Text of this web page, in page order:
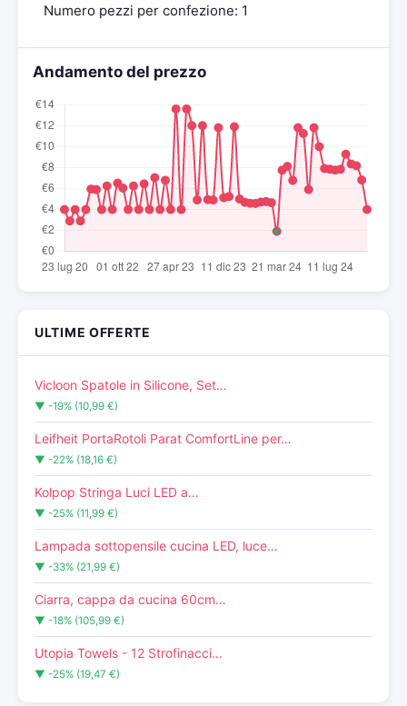
Numero pezzi per confezione: 1
Andamento del prezzo
ULTIME OFFERTE
Vicloon Spatole in Silicone, Set…
▼ -19% (10,99 €)
Leifheit PortaRotoli Parat ComfortLine per…
▼ -22% (18,16 €)
Kolpop Stringa Luci LED a…
▼ -25% (11,99 €)
Lampada sottopensile cucina LED, luce…
▼ -33% (21,99 €)
Ciarra, cappa da cucina 60cm…
▼ -18% (105,99 €)
Utopia Towels - 12 Strofinacci…
▼ -25% (19,47 €)